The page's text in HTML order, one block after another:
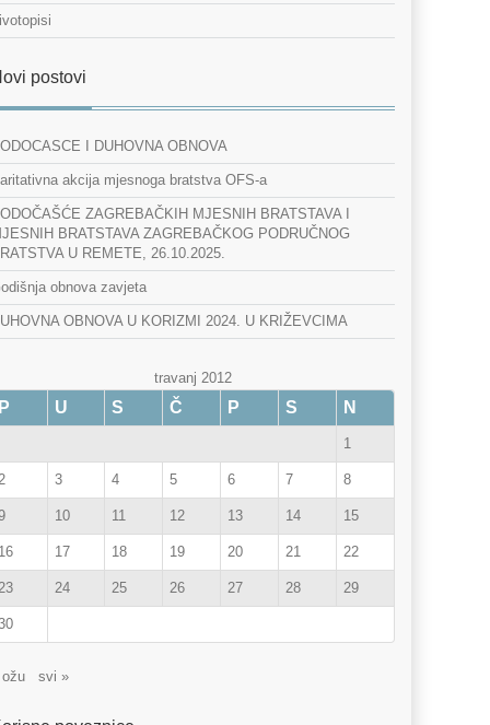
postovi
I DUHOVNA OBNOVA
akcija mjesnoga bratstva OFS-a
ZAGREBAČKIH MJESNIH BRATSTAVA I
BRATSTAVA ZAGREBAČKOG PODRUČNOG
U REMETE, 26.10.2025.
obnova zavjeta
OBNOVA U KORIZMI 2024. U KRIŽEVCIMA
travanj 2012
P U S Č P S N
1
3 4 5 6 7 8
10 11 12 13 14 15
16 17 18 19 20 21 22
24 25 26 27 28 29
svi »